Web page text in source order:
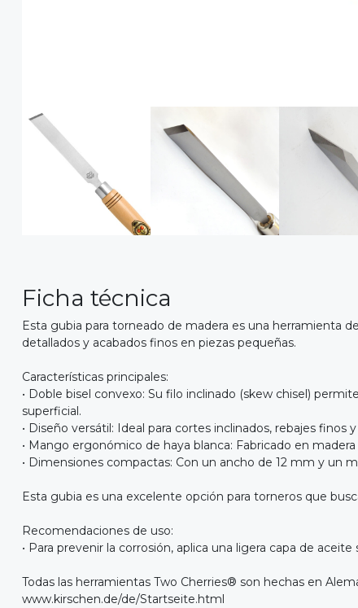
Ficha técnica
Esta gubia para torneado de madera es una herramienta
detallados y acabados finos en piezas pequeñas.
Características principales:
• Doble bisel convexo: Su filo inclinado (skew chisel)
superficial.
• Diseño versátil: Ideal para cortes inclinados, rebajes
• Mango ergonómico de haya blanca: Fabricado en
• Dimensiones compactas: Con un ancho de 12 mm y un
Esta gubia es una excelente opción para torneros que
Recomendaciones de uso:
• Para prevenir la corrosión, aplica una ligera capa de
Todas las herramientas Two Cherries® son hechas en
www.kirschen.de/de/Startseite.html